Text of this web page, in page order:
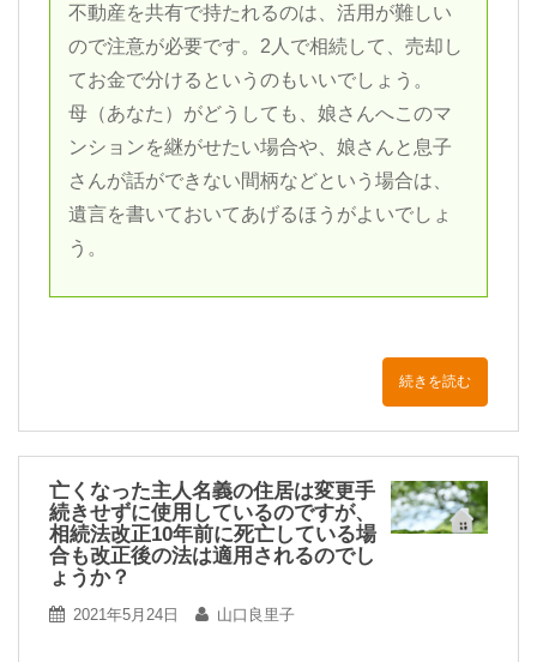
不動産を共有で持たれるのは、活用が難しい
ので注意が必要です。2人で相続して、売却し
てお金で分けるというのもいいでしょう。
母（あなた）がどうしても、娘さんへこのマ
ンションを継がせたい場合や、娘さんと息子
さんが話ができない間柄などという場合は、
遺言を書いておいてあげるほうがよいでしょ
う。
続きを読む
亡くなった主人名義の住居は変更手
続きせずに使用しているのですが、
相続法改正10年前に死亡している場
合も改正後の法は適用されるのでし
ょうか？
2021年5月24日 山口良里子